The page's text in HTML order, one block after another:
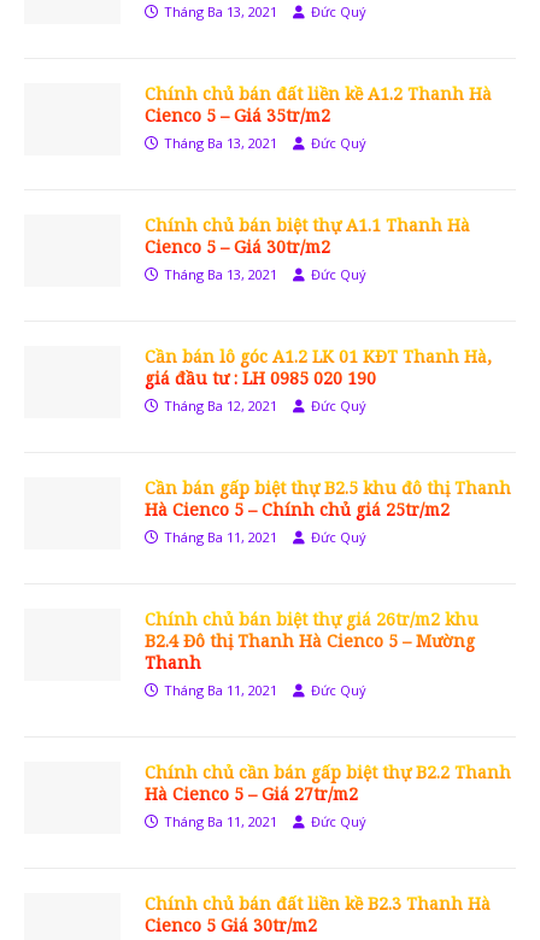
Tháng Ba 13, 2021 Đức Quý
Chính chủ bán đất liền kề A1.2 Thanh Hà
Cienco 5 – Giá 35tr/m2
Tháng Ba 13, 2021 Đức Quý
Chính chủ bán biệt thự A1.1 Thanh Hà
Cienco 5 – Giá 30tr/m2
Tháng Ba 13, 2021 Đức Quý
Cần bán lô góc A1.2 LK 01 KĐT Thanh Hà,
giá đầu tư : LH 0985 020 190
Tháng Ba 12, 2021 Đức Quý
Cần bán gấp biệt thự B2.5 khu đô thị Thanh
Hà Cienco 5 – Chính chủ giá 25tr/m2
Tháng Ba 11, 2021 Đức Quý
Chính chủ bán biệt thự giá 26tr/m2 khu
B2.4 Đô thị Thanh Hà Cienco 5 – Mường
Thanh
Tháng Ba 11, 2021 Đức Quý
Chính chủ cần bán gấp biệt thự B2.2 Thanh
Hà Cienco 5 – Giá 27tr/m2
Tháng Ba 11, 2021 Đức Quý
Chính chủ bán đất liền kề B2.3 Thanh Hà
Cienco 5 Giá 30tr/m2